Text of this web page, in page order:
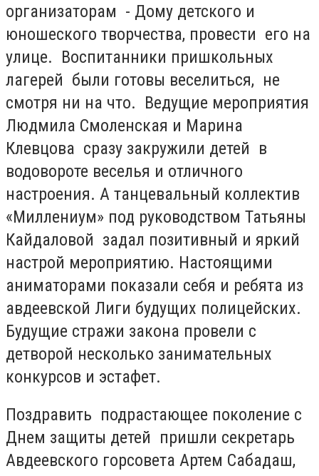
организаторам - Дому детского и
юношеского творчества, провести его на
улице. Воспитанники пришкольных
лагерей были готовы веселиться, не
смотря ни на что. Ведущие мероприятия
Людмила Смоленская и Марина
Клевцова сразу закружили детей в
водовороте веселья и отличного
настроения. А танцевальный коллектив
«Миллениум» под руководством Татьяны
Кайдаловой задал позитивный и яркий
настрой мероприятию. Настоящими
аниматорами показали себя и ребята из
авдеевской Лиги будущих полицейских.
Будущие стражи закона провели с
детворой несколько занимательных
конкурсов и эстафет.
Поздравить подрастающее поколение с
Днем защиты детей пришли секретарь
Авдеевского горсовета Артем Сабадаш,